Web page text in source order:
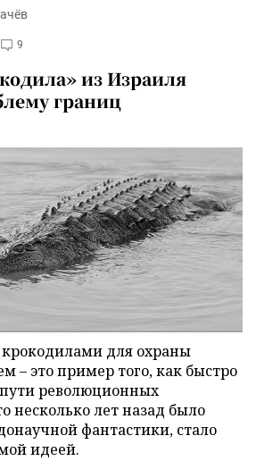
9
из Израиля
границ
крокодилами для охраны
– это пример того, как быстро
революционных
несколько лет назад было
фантастики, стало
идеей.